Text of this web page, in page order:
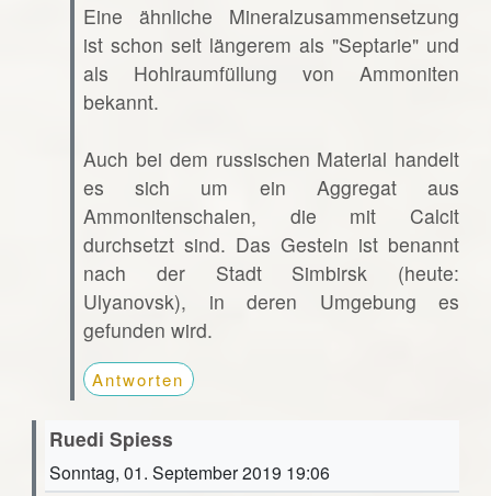
Eine ähnliche Mineralzusammensetzung
ist schon seit längerem als "Septarie" und
als Hohlraumfüllung von Ammoniten
bekannt.
Auch bei dem russischen Material handelt
es sich um ein Aggregat aus
Ammonitenschalen, die mit Calcit
durchsetzt sind. Das Gestein ist benannt
nach der Stadt Simbirsk (heute:
Ulyanovsk), in deren Umgebung es
gefunden wird.
Antworten
Ruedi Spiess
Sonntag, 01. September 2019 19:06